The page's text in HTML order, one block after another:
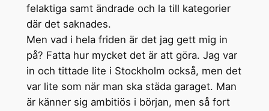
felaktiga samt ändrade och la till kategorier
där det saknades.
Men vad i hela friden är det jag gett mig in
på? Fatta hur mycket det är att göra. Jag var
in och tittade lite i Stockholm också, men det
var lite som när man ska städa garaget. Man
är känner sig ambitiös i början, men så fort